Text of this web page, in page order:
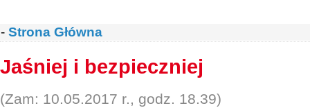
- Strona Główna
Jaśniej i bezpieczniej
(Zam: 10.05.2017 r., godz. 18.39)